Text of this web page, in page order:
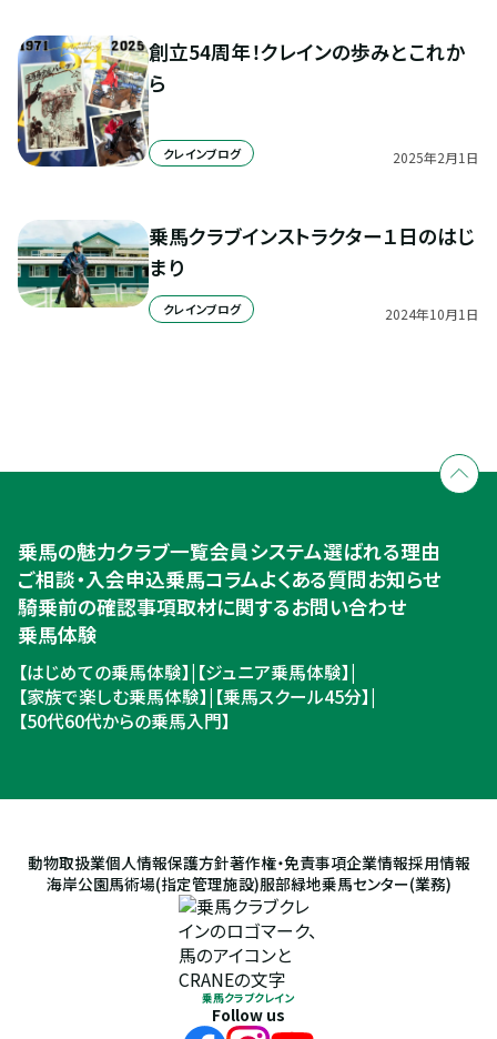
創立54周年！クレインの歩みとこれか
ら
クレインブログ 2025年2月1日
乗馬クラブインストラクター１日のはじ
まり
クレインブログ 2024年10月1 日
入会のご相談・申込
ご相談・入会申込
乗馬の魅力クラブ一覧会員システム選ばれる理由
ご相談・入会申込乗馬コラムよくある質問お知らせ
騎乗前の確認事項取材に関するお問い合わせ
乗馬体験
【はじめての乗馬体験】| 【ジュニア乗馬体験】|
【家族で楽しむ乗馬体験】| 【乗馬スクール45分】|
【50代60代からの乗馬入門】
動物取扱業個人情報保護方針著作権・免責事項企業情報採用情報
海岸公園馬術場(指定管理施設)服部緑地乗馬センター(業務)
乗馬クラブクレイン
Follow us